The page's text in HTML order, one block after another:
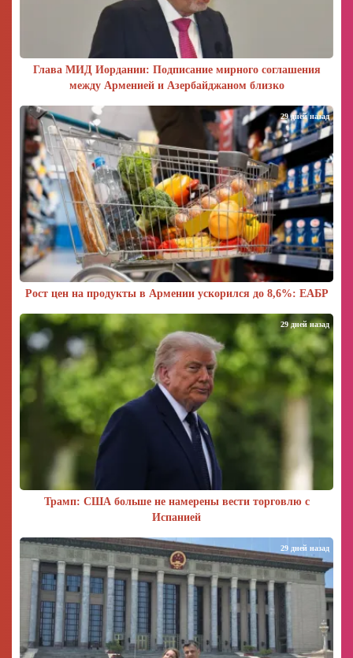
Глава МИД Иордании: Подписание мирного соглашения
между Арменией и Азербайджаном близко
Рост цен на продукты в Армении ускорился до 8,6%: ЕАБР
29 дней назад
Трамп: США больше не намерены вести торговлю с
Испанией
29 дней назад
29 дней назад